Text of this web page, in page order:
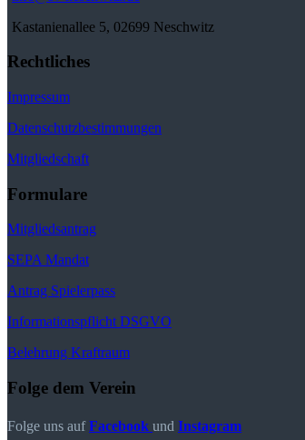
Kastanienallee 5, 02699 Neschwitz
Rechtliches
Impressum
Datenschutzbestimmungen
Mitgliedschaft
Formulare
Mitgliedsantrag
SEPA Mandat
Antrag Spielerpass
Informationspflicht DSGVO
Belehrung Kraftraum
Folge dem Verein
Folge uns aufFacebook und Instagram